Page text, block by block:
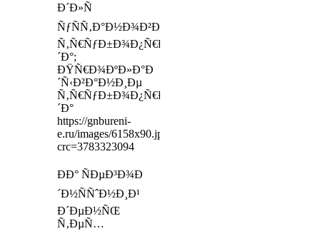
Ð´Ð»Ñ
ÑƒÑÑ‚Ð°Ð½Ð¾Ð²ÐºÐ¸
Ñ‚Ñ€ÑƒÐ±Ð¾Ð¿Ñ€Ð¾Ð²Ð¾Ð
´Ð°;
ÐŸÑ€Ð¾ÐºÐ»Ð°Ð
´Ñ‹Ð²Ð°Ð½Ð¸Ðµ
Ñ‚Ñ€ÑƒÐ±Ð¾Ð¿Ñ€Ð¾Ð²Ð¾Ð
´Ð°
https://gnbureni-
e.ru/images/6158x90.jpg?
crc=3783323094
ÐÐ° ÑÐµÐ³Ð¾Ð
´Ð½ÑÑˆÐ½Ð¸Ð¹
Ð´ÐµÐ½ÑŒ
Ñ‚ÐµÑ…